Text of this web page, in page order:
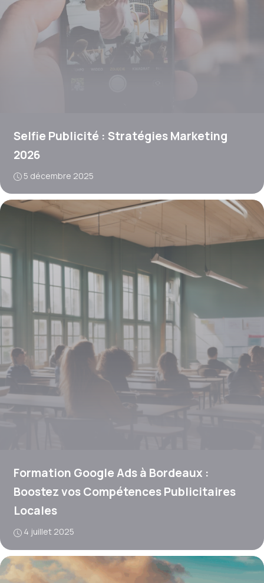
Selfie Publicité : Stratégies Marketing
2026
5 décembre 2025
Formation Google Ads à Bordeaux :
Boostez vos Compétences Publicitaires
Locales
4 juillet 2025